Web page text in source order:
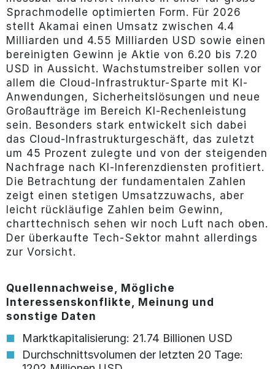
Sprachmodelle optimierten Form. Für 2026
stellt Akamai einen Umsatz zwischen 4.4
Milliarden und 4.55 Milliarden USD sowie einen
bereinigten Gewinn je Aktie von 6.20 bis 7.20
USD in Aussicht. Wachstumstreiber sollen vor
allem die Cloud-Infrastruktur-Sparte mit KI-
Anwendungen, Sicherheitslösungen und neue
Großaufträge im Bereich KI-Rechenleistung
sein. Besonders stark entwickelt sich dabei
das Cloud-Infrastrukturgeschäft, das zuletzt
um 45 Prozent zulegte und von der steigenden
Nachfrage nach KI-Inferenzdiensten profitiert.
Die Betrachtung der fundamentalen Zahlen
zeigt einen stetigen Umsatzzuwachs, aber
leicht rückläufige Zahlen beim Gewinn,
charttechnisch sehen wir noch Luft nach oben.
Der überkaufte Tech-Sektor mahnt allerdings
zur Vorsicht.
Quellennachweise, Mögliche
Interessenskonflikte, Meinung und
sonstige Daten
Marktkapitalisierung: 21.74 Billionen USD
Durchschnittsvolumen der letzten 20 Tage: